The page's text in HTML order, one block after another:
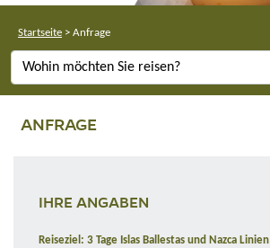
Startseite > Anfrage
ANFRAGE
IHRE ANGABEN
Reiseziel: 3 Tage Islas Ballestas und Nazca Linien